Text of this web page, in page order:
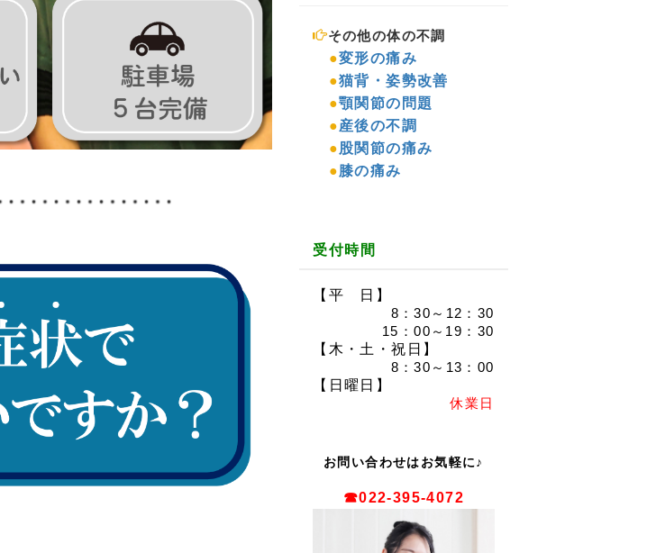
その他の体の不調
●変形の痛み
●猫背・姿勢改善
●顎関節の問題
●産後の不調
●股関節の痛み
●膝の痛み
受付時間
【平 日】
8：30～12：30
15：00～19：30
【木・土・祝日】
8：30～13：00
【日曜日】
休業日
お問い合わせはお気軽に♪
☎022-395-4072